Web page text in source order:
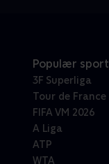
Populær sport
3F Superliga
Tour de France
FIFA VM 2026
A Liga
ATP
WTA